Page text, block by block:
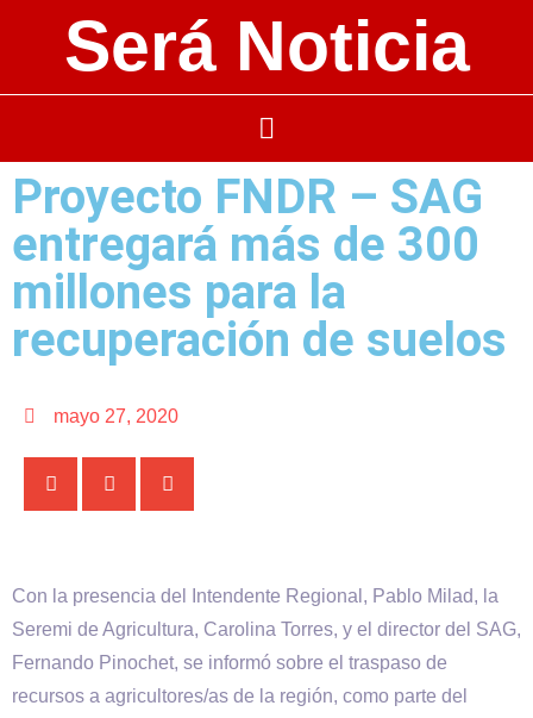
Será Noticia
Proyecto FNDR – SAG
entregará más de 300
millones para la
recuperación de suelos
mayo 27, 2020
Con la presencia del Intendente Regional, Pablo Milad, la
Seremi de Agricultura, Carolina Torres, y el director del SAG,
Fernando Pinochet, se informó sobre el traspaso de
recursos a agricultores/as de la región, como parte del